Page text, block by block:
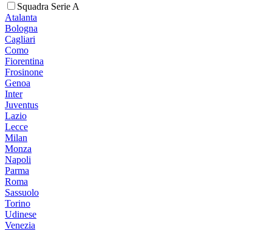
Squadra Serie A
Atalanta
Bologna
Cagliari
Como
Fiorentina
Frosinone
Genoa
Inter
Juventus
Lazio
Lecce
Milan
Monza
Napoli
Parma
Roma
Sassuolo
Torino
Udinese
Venezia